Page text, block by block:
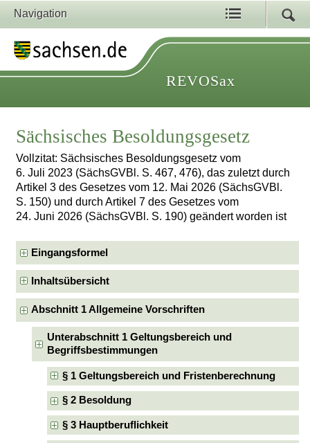
Navigation
REVOSax
Sächsisches Besoldungsgesetz
Vollzitat: Sächsisches Besoldungsgesetz vom
6. Juli 2023 (SächsGVBl. S. 467, 476), das zuletzt durch
Artikel 3 des Gesetzes vom 12. Mai 2026 (SächsGVBl.
S. 150) und durch Artikel 7 des Gesetzes vom
24. Juni 2026 (SächsGVBl. S. 190) geändert worden ist
Eingangsformel
Inhaltsübersicht
Abschnitt 1 Allgemeine Vorschriften
Unterabschnitt 1 Geltungsbereich und
Begriffsbestimmungen
§ 1 Geltungsbereich und Fristenberechnung
§ 2 Besoldung
§ 3 Hauptberuflichkeit